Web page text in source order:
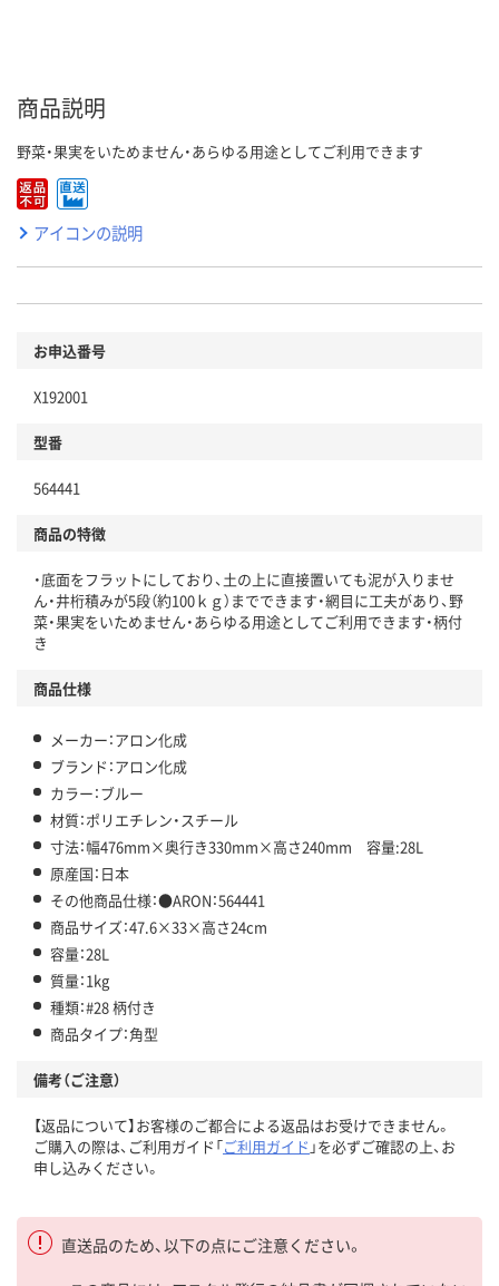
商品説明
野菜・果実をいためません・あらゆる用途としてご利用できます
アイコンの説明
お申込番号
X192001
型番
564441
商品の特徴
・底面をフラットにしており、土の上に直接置いても泥が入りませ
ん・井桁積みが5段（約100ｋｇ）までできます・網目に工夫があり、野
菜・果実をいためません・あらゆる用途としてご利用できます・柄付
き
商品仕様
メーカー：アロン化成
ブランド：アロン化成
カラー：ブルー
材質：ポリエチレン・スチール
寸法：幅476mm×奥行き330mm×高さ240mm 容量:28L
原産国：日本
その他商品仕様：●ARON：564441
商品サイズ：47.6×33×高さ24cm
容量：28L
質量：1kg
種類：#28 柄付き
商品タイプ：角型
備考（ご注意）
【返品について】お客様のご都合による返品はお受けできません。
ご購入の際は、ご利用ガイド「ご利用ガイド 」を必ずご確認の上、お
申し込みください。
直送品のため、以下の点にご注意ください。